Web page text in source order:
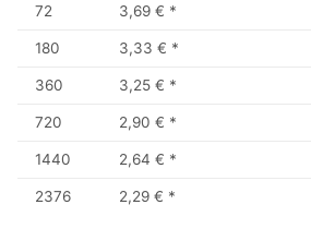
72 3,69 € *
180 3,33 € *
360 3,25 € *
720 2,90 € *
1440 2,64 € *
2376 2,29 € *